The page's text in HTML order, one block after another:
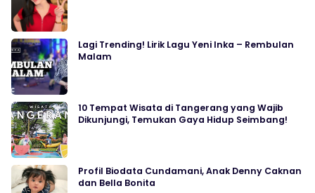
Lagi Trending! Lirik Lagu Yeni Inka – Rembulan
Malam
10 Tempat Wisata di Tangerang yang Wajib
Dikunjungi, Temukan Gaya Hidup Seimbang!
Profil Biodata Cundamani, Anak Denny Caknan
dan Bella Bonita